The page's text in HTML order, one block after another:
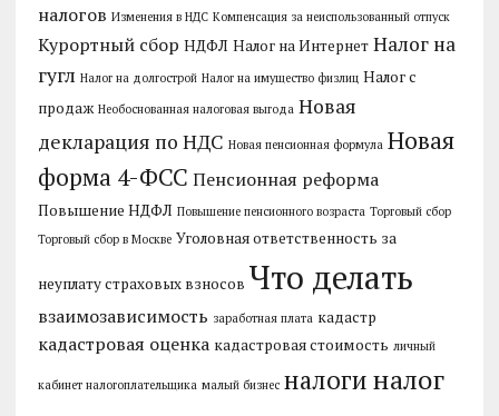
налогов Изменения в НДС Компенсация за неиспользованный отпуск
Курортный сбор НДФЛ Налог на Интернет Налог на
гугл Налог на долгострой Налог на имущество физлиц Налог с
продаж Необоснованная налоговая выгода Новая
декларация по НДС Новая пенсионная формула Новая
форма 4-ФСС Пенсионная реформа
Повышение НДФЛ Повышение пенсионного возраста Торговый сбор
Торговый сбор в Москве Уголовная ответственность за
неуплату страховых взносов Что делать
взаимозависимость заработная плата кадастр
кадастровая оценка кадастровая стоимость личный
кабинет налогоплательщика малый бизнес налоги налог